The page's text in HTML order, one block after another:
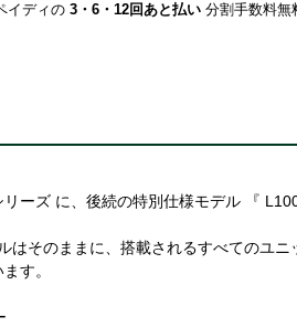
イディの 3・6・12回あと払い 分割手数料
ーズ に、後続の特別仕様モデル 『
そのままに、搭載されるすべてのユニ
す。